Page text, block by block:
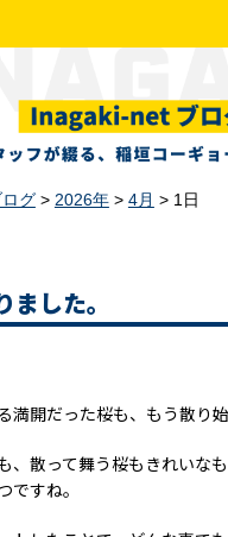
グ> 2026年> 4月 > 1日
ました。
満開だった桜も、もう散り始
、散って舞う桜もきれいな
ですね。